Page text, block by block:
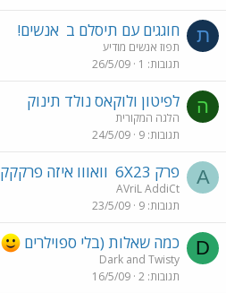
ת חוגגים עם תיסלם ב אנשים!
תפוז אנשים מודיע
תגובות 1
26/5/09
ה לפיטון ולוקאס נולד תינוק
הלגה המקורית
תגובות 9
24/5/09
A פרק 6X23 וואווו איזה פרקקק
AVriL AddiCt
תגובות 9
23/5/09
D כמה שאלות (בלי ספוילרים
Dark and Twisty
תגובות 2
16/5/09